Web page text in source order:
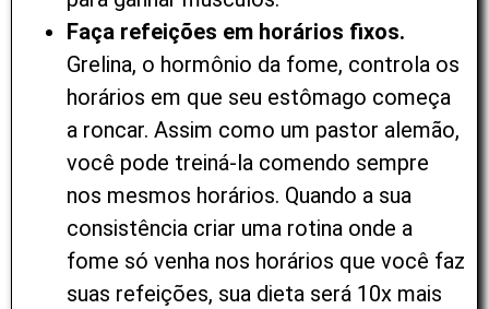
Faça refeições em horários fixos.
Grelina, o hormônio da fome, controla os
horários em que seu estômago começa
a roncar. Assim como um pastor alemão,
você pode treiná-la comendo sempre
nos mesmos horários. Quando a sua
consistência criar uma rotina onde a
fome só venha nos horários que você faz
suas refeições, sua dieta será 10x mais